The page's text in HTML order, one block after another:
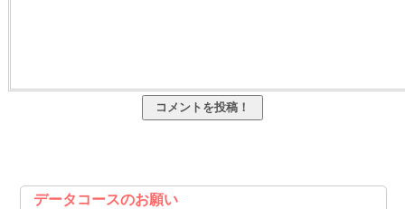
データコースのお願い